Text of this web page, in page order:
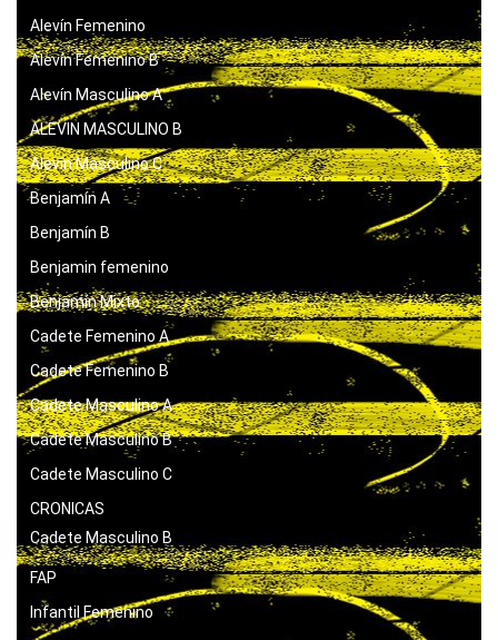
Alevín Femenino
Alevín Femenino B
Alevín Masculino A
ALEVIN MASCULINO B
Alevín Masculino C
Benjamín A
Benjamín B
Benjamin femenino
Benjamín Mixto
Cadete Femenino A
Cadete Femenino B
Cadete Masculino A
Cadete Masculino B
Cadete Masculino C
CRONICAS
Cadete Masculino B
FAP
Infantil Femenino